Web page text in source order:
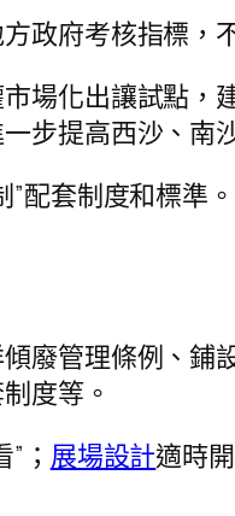
政府考核指標，
場化出讓試點，
步提高西沙、南
配套制度和標準
廢管理條例、鋪
度等。
； 展場設計適時